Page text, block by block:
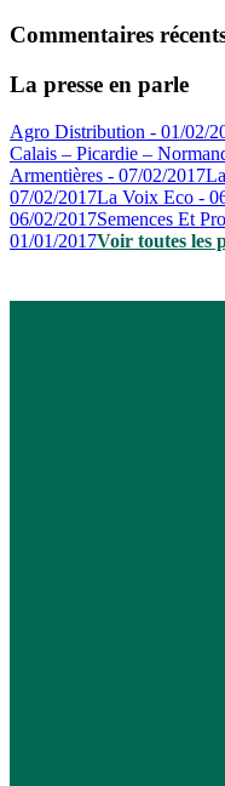
Commentaires
La presse en parle
Agro Distribution - 01/02/
Calais – Picardie –
Armentières - 07/02/2017
07/02/2017La Voix Eco -
06/02/2017Semences Et
01/01/2017Voir toutes les